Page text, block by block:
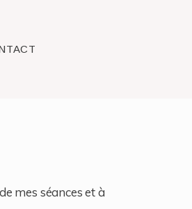
mes séances et à